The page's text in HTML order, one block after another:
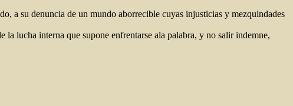
a su denuncia de un mundo aborrecible cuyas injusticias y mezquindades
lucha interna que supone enfrentarse ala palabra, y no salir indemne,